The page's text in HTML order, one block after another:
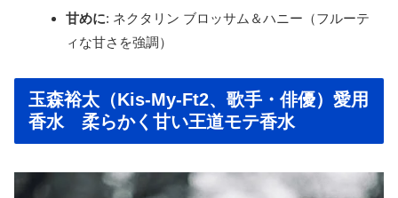
甘めに: ネクタリン ブロッサム＆ハニー（フルーテ
ィな甘さを強調）
玉森裕太（Kis-My-Ft2、歌手・俳優）愛用
香水 柔らかく甘い王道モテ香水